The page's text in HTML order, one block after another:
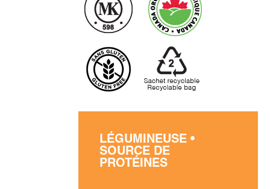
LÉGUMINEUSE •
SOURCE DE
PROTÉINES